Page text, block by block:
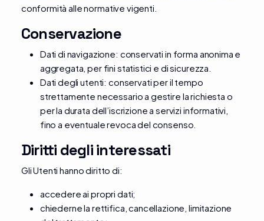
conformità alle normative vigenti.
Conservazione
Dati di navigazione: conservati in forma anonima e
aggregata, per fini statistici e di sicurezza.
Dati degli utenti: conservati per il tempo
strettamente necessario a gestire la richiesta o
per la durata dell’iscrizione a servizi informativi,
fino a eventuale revoca del consenso.
Diritti degli interessati
Gli Utenti hanno diritto di:
accedere ai propri dati;
chiederne la rettifica, cancellazione, limitazione